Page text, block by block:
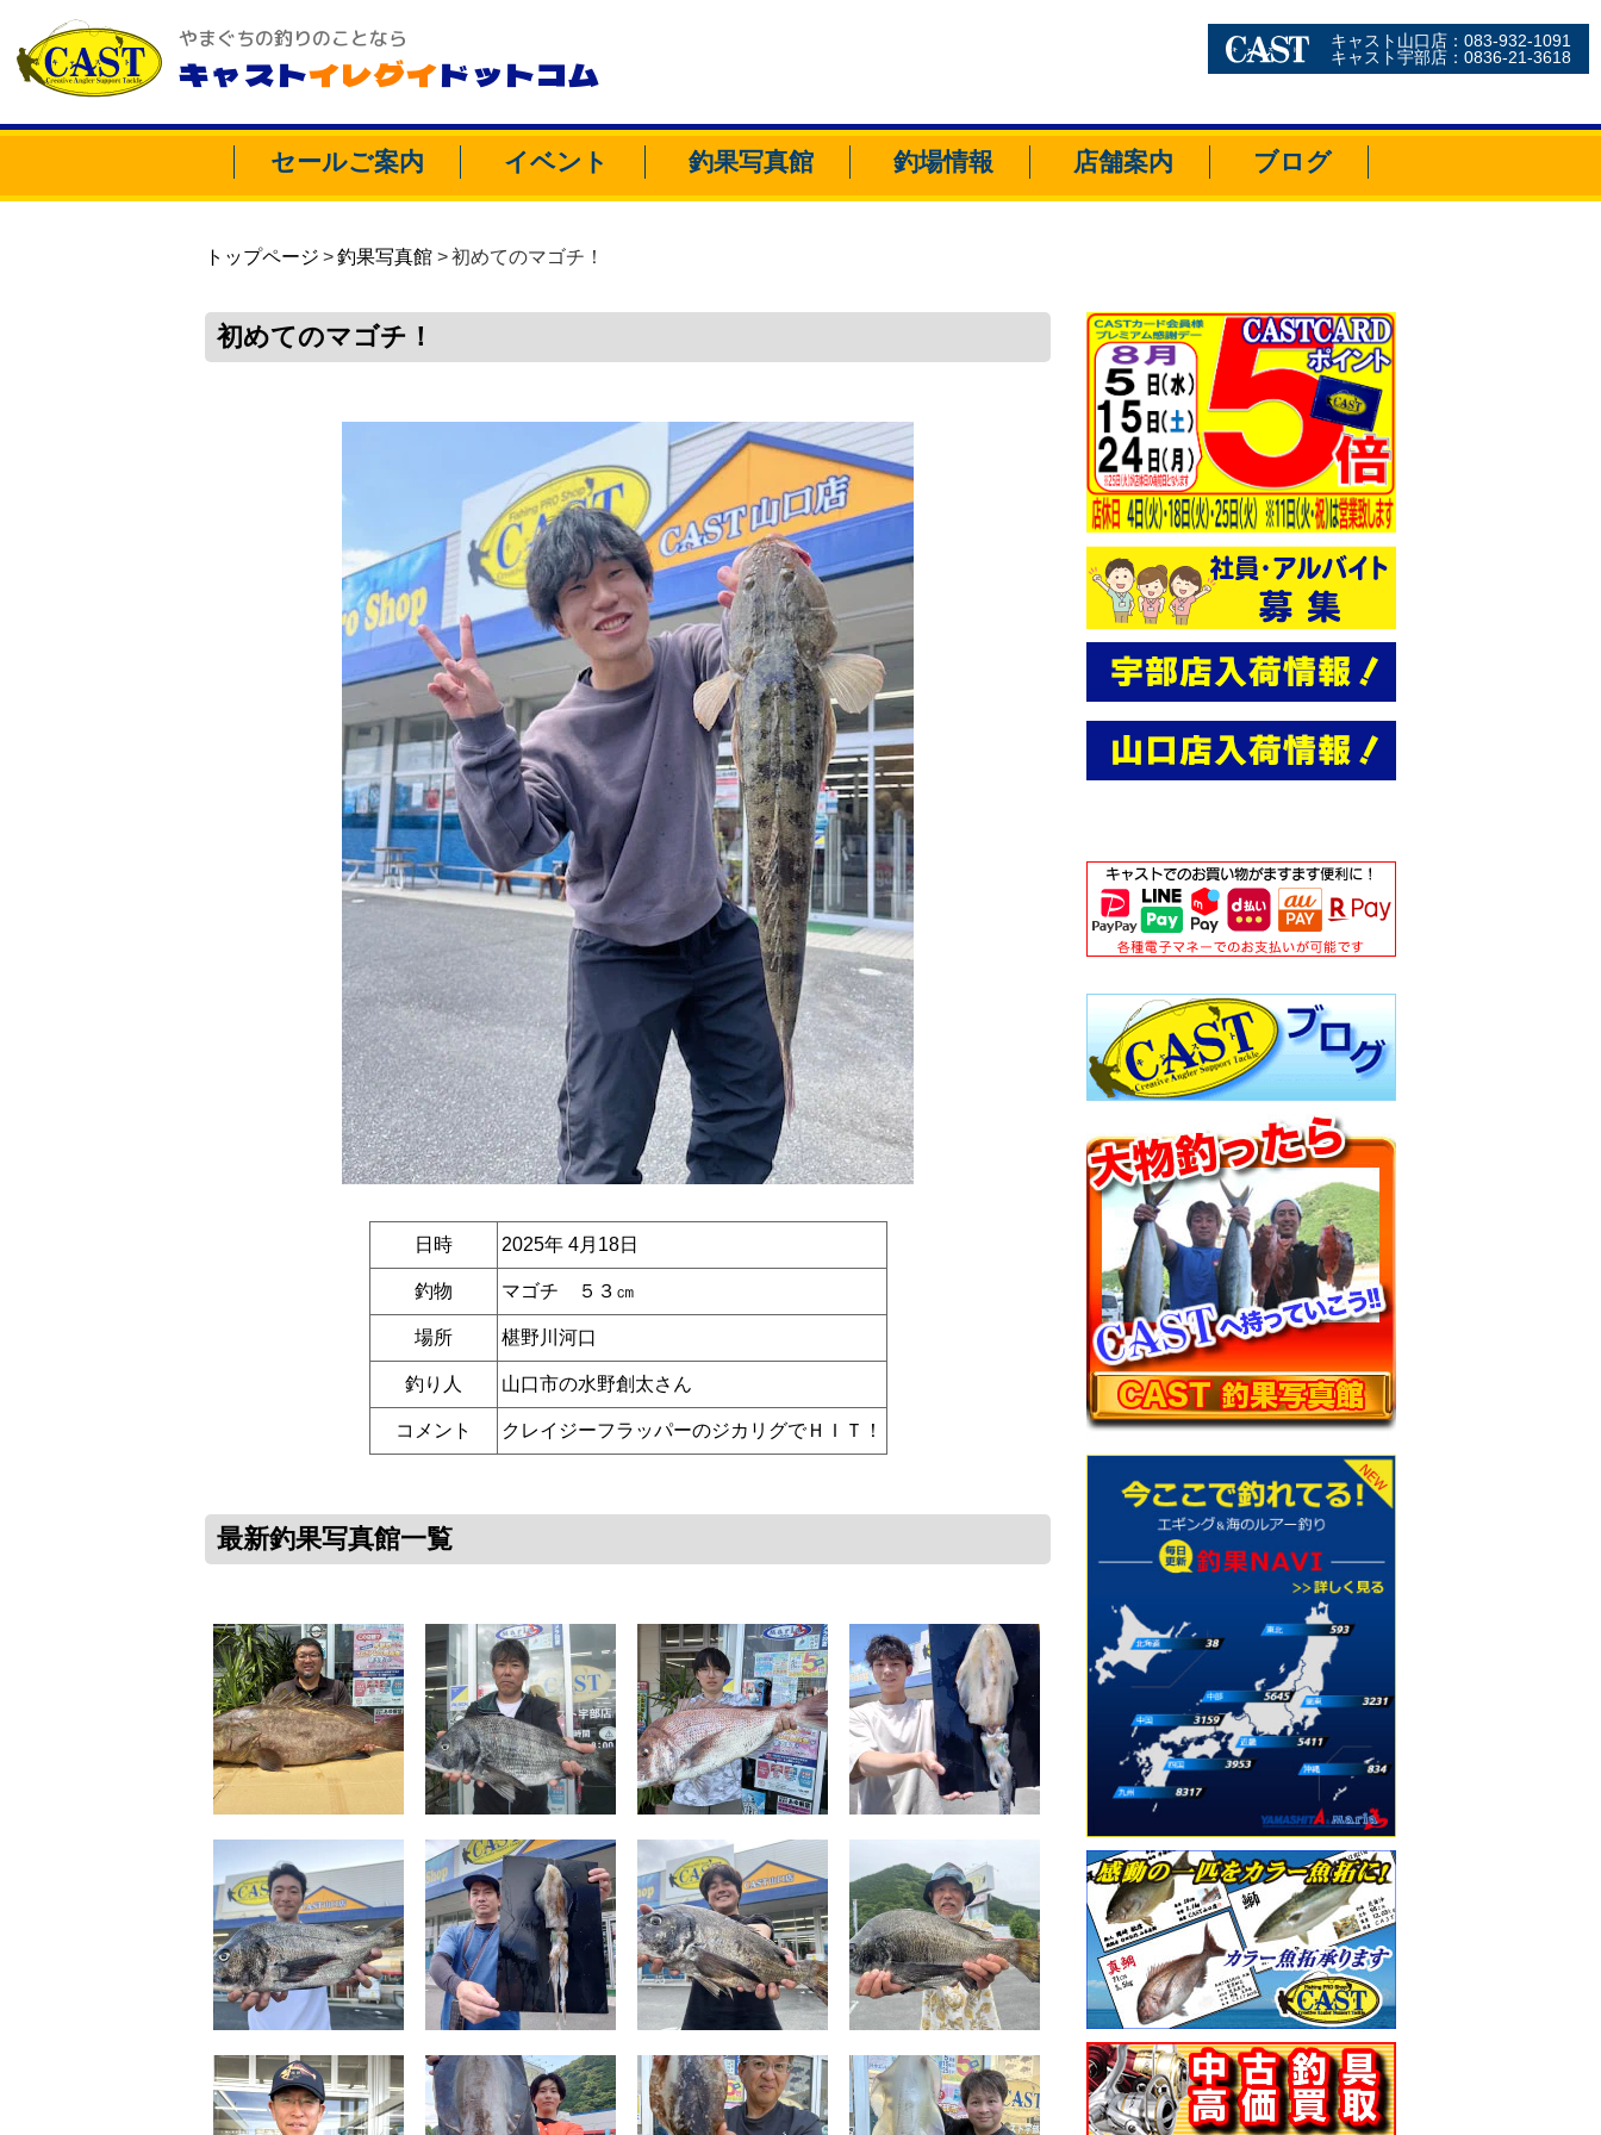
やまぐちの釣りのことなら
キャストイレグイドットコム
キャスト山口店：083-932-1091
キャスト宇部店：0836-21-3618
セールご案内 イベント 釣果写真館 釣場情報 店舗案内 ブログ
トップページ 釣果写真館 初めてのマゴチ！
初めてのマゴチ！
日時 2025年 4月18日
釣物 マゴチ ５３㎝
場所 椹野川河口
釣り人 山口市の水野創太さん
コメント クレイジーフラッパーのジカリグでＨＩＴ！
最新釣果写真館一覧